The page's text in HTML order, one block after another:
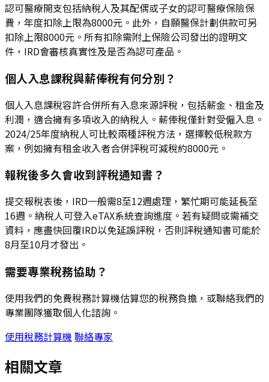
認可醫療開支包括納稅人及其配偶或子女的認可醫療保險保
費，年度扣除上限為8000元。此外，自願醫保計劃供款可另
扣除上限8000元。所有扣除需附上保險公司發出的證明文
件，IRD會審核真實性及是否為認可產品。
個人入息課稅與薪俸稅有何分別？
個人入息課稅容許合併所有入息來源評稅，包括薪金、租金及
利潤，適合擁有多項收入的納稅人。薪俸稅僅針對受僱入息。
2024/25年度納稅人可比較兩種評稅方法，選擇較低稅款方
案，例如擁有租金收入者合併評稅可減稅約8000元。
報稅後多久會收到評稅通知書？
提交報稅表後，IRD一般需8至12週處理，繁忙期可能延長至
16週。納稅人可登入eTAX系統查詢進度。若有疑問或需補交
資料，應盡快回覆IRD以免延誤評稅，否則評稅通知書可能於
8月至10月才發出。
需要專業稅務協助？
使用我們的免費稅務計算機估算您的稅務負擔，或聯絡我們的
專業團隊獲取個人化諮詢。
使用稅務計算機 聯絡專家
相關文章